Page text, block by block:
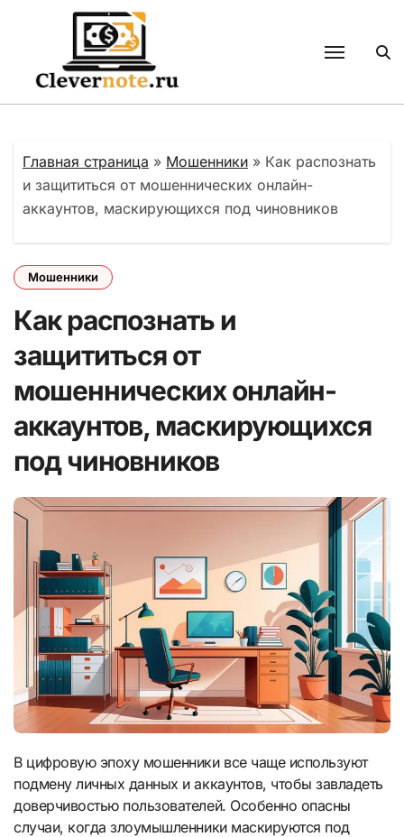
содержанию
Главная страница » Мошенники » Как распознать
и защититься от мошеннических онлайн-
аккаунтов, маскирующихся под чиновников
Мошенники
Как распознать и
защититься от
мошеннических онлайн-
аккаунтов, маскирующихся
под чиновников
В цифровую эпоху мошенники все чаще используют
подмену личных данных и аккаунтов, чтобы завладеть
доверчивостью пользователей. Особенно опасны
случаи, когда злоумышленники маскируются под